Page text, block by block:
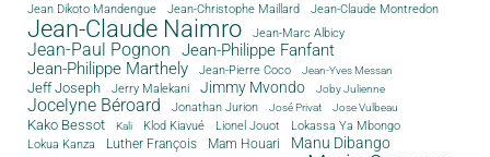
Jean Dikoto Mandengue Jean-Christophe Maillard Jean-Claude Montredon
Jean-Claude Naimro Jean-Marc Albicy
Jean-Paul Pognon
Jean-Philippe Fanfant
Jean-Philippe Marthely
Jean-Pierre Coco Jean-Yves Messan
Jeff Joseph Jerry Malekani Jimmy Mvondo Joby Julienne
Jocelyne Béroard Jonathan Jurion José Privat Jose Vulbeau
Kako Bessot Kali Klod Kiavué Lionel Jouot
Lokassa Ya Mbongo
Lokua Kanza
Luther François Mam Houari Manu Dibango